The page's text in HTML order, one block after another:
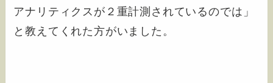
アナリティクスが２重計測されているのでは」
と教えてくれた方がいました。